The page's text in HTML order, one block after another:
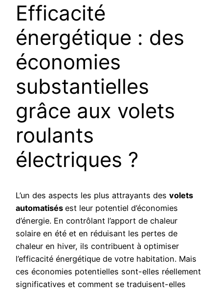
Efficacité
énergétique : des
économies
substantielles
grâce aux volets
roulants
électriques ?
L’un des aspects les plus attrayants des volets
automatisés est leur potentiel d’économies
d’énergie. En contrôlant l’apport de chaleur
solaire en été et en réduisant les pertes de
chaleur en hiver, ils contribuent à optimiser
l’efficacité énergétique de votre habitation. Mais
ces économies potentielles sont-elles réellement
significatives et comment se traduisent-elles